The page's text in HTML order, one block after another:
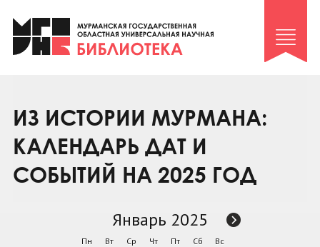
Клуб «Гиря и сельдерей»
Клуб «Семейный архив»
Коллегам
Контакты
ИЗ ИСТОРИИ МУРМАНА:
КАЛЕНДАРЬ ДАТ И
СОБЫТИЙ НА 2025 ГОД
Январь 2025
Пн Вт Ср Чт Пт Сб Вс